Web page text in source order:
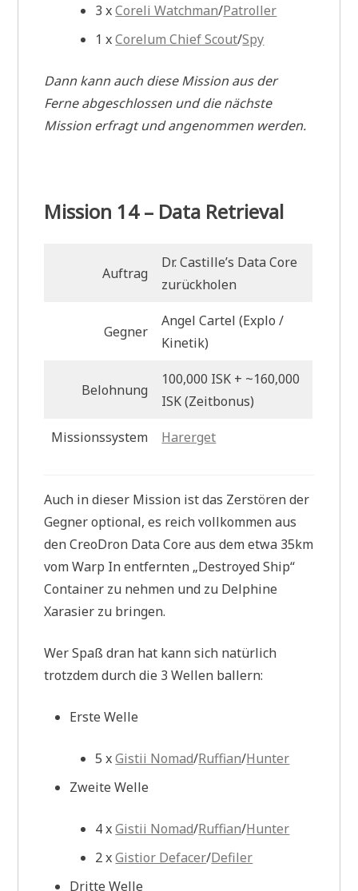
3 xCoreli Watchman/Patroller
1 xCorelum Chief Scout/Spy
Dann kann auch diese Mission aus der
Ferne abgeschlossen und die nächste
Mission erfragt und angenommen werden.
Mission 14 – Data Retrieval
Auftrag
Dr. Castille’s Data Core
zurückholen
Gegner
Angel Cartel (Explo /
Kinetik)
Belohnung
100,000 ISK + ~160,000
ISK (Zeitbonus)
Missionssystem Harerget
Auch in dieser Mission ist das Zerstören der
Gegner optional, es reich vollkommen aus
den CreoDron Data Core aus dem etwa 35km
vom Warp In entfernten „Destroyed Ship“
Container zu nehmen und zu Delphine
Xarasier zu bringen.
Wer Spaß dran hat kann sich natürlich
trotzdem durch die 3 Wellen ballern:
Erste Welle
5 xGistii Nomad/Ruffian/Hunter
Zweite Welle
4 xGistii Nomad/Ruffian/Hunter
2 xGistior Defacer/Defiler
Dritte Welle